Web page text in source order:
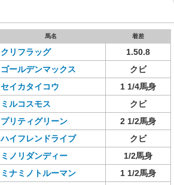
馬名 着差
クリフラッグ
1.50.8
ゴールデンマックス
クビ
セイカタイコウ
1 1/4馬身
ミルコスモス
クビ
プリティグリーン
2 1/2馬身
ハイフレンドライブ
クビ
ミノリダンディー
1/2馬身
ミナミノトルーマン
1 1/2馬身